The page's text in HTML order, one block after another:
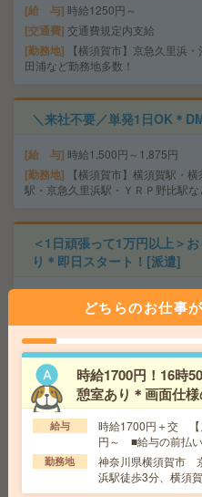
給 与 時給1250円～
交通費 交通費規定内支給
勤務地
【横須賀市】京急久里浜
田浦など勤務地多数！
＼来社不要／単発1日OK＊
給 与 時給1,500円～1,875円
勤務地
【横須賀市】横須賀駅・
駅・京急久里浜駅・ＹＲＰ野比駅な
＜1日頑張って1万円以上＞
り＊即日スタート！[派遣]
翌日払い・週払いOK！
アでもお仕事多数あり！】
座り仕事！給与即払いOK！
グ業務[派遣]
給 与 時給1530円
交通費 交通費支給有り
藤沢本町駅～徒歩14分
どちらのお仕事
時給1700円！16時
憩室あり＊画面仕
給与
時給1700円＋交 【
円～ ■給与の前払
サービスあり
勤務地
神奈川県横須賀市
浜駅徒歩3分、横須
3分